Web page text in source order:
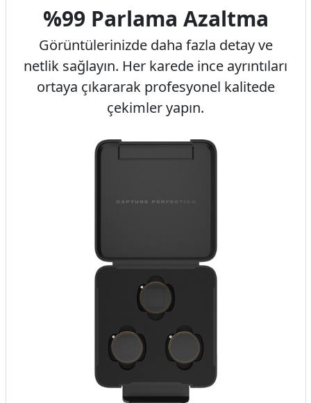
%99 Parlama Azaltma
Görüntülerinizde daha fazla detay ve
netlik sağlayın. Her karede ince ayrıntıları
ortaya çıkararak profesyonel kalitede
çekimler yapın.